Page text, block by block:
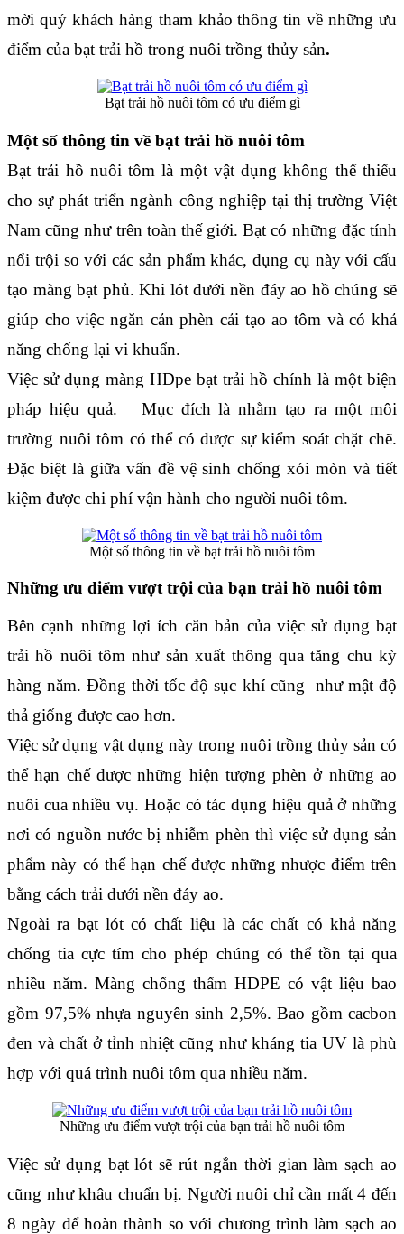
mời quý khách hàng tham khảo thông tin về những ưu
điểm của bạt trải hồ trong nuôi trồng thủy sản.
Bạt trải hồ nuôi tôm có ưu điểm gì
Một số thông tin về bạt trải hồ nuôi tôm
Bạt trải hồ nuôi tôm là một vật dụng không thể thiếu
cho sự phát triển ngành công nghiệp tại thị trường Việt
Nam cũng như trên toàn thế giới. Bạt có những đặc tính
nổi trội so với các sản phẩm khác, dụng cụ này với cấu
tạo màng bạt phủ. Khi lót dưới nền đáy ao hồ chúng sẽ
giúp cho việc ngăn cản phèn cải tạo ao tôm và có khả
năng chống lại vi khuẩn.
Việc sử dụng màng HDpe bạt trải hồ chính là một biện
pháp hiệu quả.   Mục đích là nhằm tạo ra một môi
trường nuôi tôm có thể có được sự kiểm soát chặt chẽ.
Đặc biệt là giữa vấn đề vệ sinh chống xói mòn và tiết
kiệm được chi phí vận hành cho người nuôi tôm.
Một số thông tin về bạt trải hồ nuôi tôm
Những ưu điểm vượt trội của bạn trải hồ nuôi tôm
Bên cạnh những lợi ích căn bản của việc sử dụng bạt
trải hồ nuôi tôm như sản xuất thông qua tăng chu kỳ
hàng năm. Đồng thời tốc độ sục khí cũng  như mật độ
thả giống được cao hơn.
Việc sử dụng vật dụng này trong nuôi trồng thủy sản có
thể hạn chế được những hiện tượng phèn ở những ao
nuôi cua nhiều vụ. Hoặc có tác dụng hiệu quả ở những
nơi có nguồn nước bị nhiễm phèn thì việc sử dụng sản
phẩm này có thể hạn chế được những nhược điểm trên
bằng cách trải dưới nền đáy ao.
Ngoài ra bạt lót có chất liệu là các chất có khả năng
chống tia cực tím cho phép chúng có thể tồn tại qua
nhiều năm. Màng chống thấm HDPE có vật liệu bao
gồm 97,5% nhựa nguyên sinh 2,5%. Bao gồm cacbon
đen và chất ở tỉnh nhiệt cũng như kháng tia UV là phù
hợp với quá trình nuôi tôm qua nhiều năm.
Những ưu điểm vượt trội của bạn trải hồ nuôi tôm
Việc sử dụng bạt lót sẽ rút ngắn thời gian làm sạch ao
cũng như khâu chuẩn bị. Người nuôi chỉ cần mất 4 đến
8 ngày để hoàn thành so với chương trình làm sạch ao